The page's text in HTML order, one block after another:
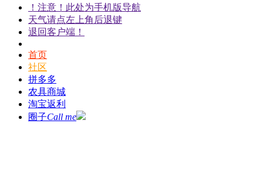
！注意！此处为手机版导航
天气请点左上角后退键
退回客户端！
首页
社区
拼多多
农具商城
淘宝返利
圈子Call me